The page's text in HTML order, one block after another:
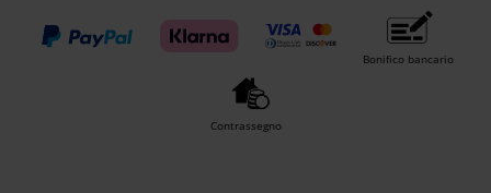
Bonifico bancario
Contrassegno